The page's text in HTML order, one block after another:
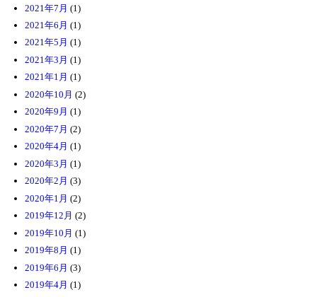
2021年7月 (1)
2021年6月 (1)
2021年5月 (1)
2021年3月 (1)
2021年1月 (1)
2020年10月 (2)
2020年9月 (1)
2020年7月 (2)
2020年4月 (1)
2020年3月 (1)
2020年2月 (3)
2020年1月 (2)
2019年12月 (2)
2019年10月 (1)
2019年8月 (1)
2019年6月 (3)
2019年4月 (1)